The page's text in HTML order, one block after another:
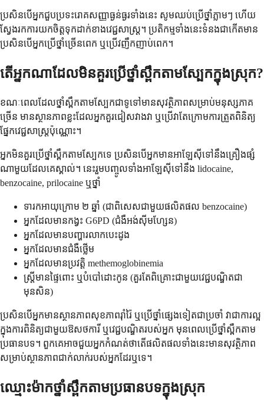
ប្រសិនបើអ្នកជួបប្រទះរោគសញ្ញាធ្ងន់ធ្ងរទាំងនេះ សូមឈប់ប្រើថ្នាំភ្លាមៗ ហើយ
ស្វែងរកការយកចិត្តទុកដាក់ខាងវេជ្ជសាស្ត្រ។ ប្រតិកម្មទាំងនេះទំនងជាកើតមាន
ប្រសិនបើអ្នកប្រើថ្នាំច្រើនពេក ឬប្រើវញឹកញាប់ពេក។
តើអ្នកណាដែលមិនគួរប្រើថ្នាំស្ពឹកតាមស្បែកក្នុងស្រុក?
ខណៈពេលដែលថ្នាំស្ពឹកតាមស្បែកជាទូទៅមានសុវត្ថិភាពសម្រាប់មនុស្សភាគ
ច្រើន មានស្ថានភាពខ្លះដែលអ្នកគួរជៀសវាងវា ឬប្រើវាតែក្រោមការត្រួតពិនិត្យ
ផ្នែកវេជ្ជសាស្ត្រប៉ុណ្ណោះ។
អ្នកមិនគួរប្រើថ្នាំស្ពឹកតាមស្បែកទេ ប្រសិនបើអ្នកមានអាឡែស៊ីទៅនឹងគ្រឿងផ្សំ
ណាមួយដែលគេស្គាល់។ នេះរួមបញ្ចូលទាំងអាឡែស៊ីទៅនឹង lidocaine,
benzocaine, prilocaine ឬថ្នាំ
ទារកអាយុក្រោម ២ ឆ្នាំ (ជាពិសេសជាមួយផលិតផល benzocaine)
អ្នកដែលមានកង្វះ G6PD (ជំងឺអង់ស៊ីមហ្សែន)
អ្នកដែលមានបញ្ហារលាកបេះដូង
អ្នកដែលមានជំងឺថ្លើម
អ្នកដែលមានប្រវត្តិ methemoglobinemia
ស្ត្រីមានផ្ទៃពោះ ឬបំបៅដោះកូន (គួរតែពិគ្រោះជាមួយវេជ្ជបណ្ឌិតជា
មុនសិន)
ប្រសិនបើអ្នកមានស្ថានភាពសុខភាពរ៉ាំរ៉ៃ ឬប្រើថ្នាំផ្សេងទៀតជាប្រចាំ វាជាការល្អ
ក្នុងការពិនិត្យជាមួយឱសថការី ឬវេជ្ជបណ្ឌិតរបស់អ្នក មុនពេលប្រើថ្នាំស្ពឹកតាម
ប្រធានបទ។ ពួកគេអាចជួយអ្នកកំណត់ថាតើផលិតផលទាំងនេះមានសុវត្ថិភាព
សម្រាប់ស្ថានភាពជាក់លាក់របស់អ្នកដែរឬទេ។
ឈ្មោះម៉ាកថ្នាំស្ពឹកតាមប្រធានបទក្នុងស្រុក